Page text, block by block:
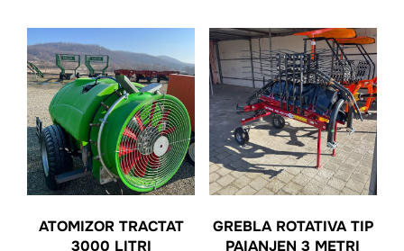
ATOMIZOR TRACTAT
3000 LITRI
GREBLA ROTATIVA TIP
PAIANJEN 3 METRI